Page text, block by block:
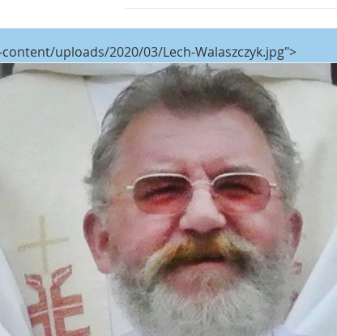
uploads/2020/03/Lech-Walaszczyk.jpg">